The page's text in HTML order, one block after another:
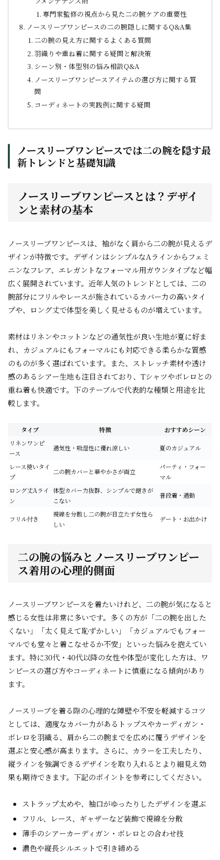
専門家監修の視点から見た二の腕ケアの重要性
ノースリーブワンピースの二の腕隠しに関するQ&A集
二の腕の見え方に関するよくある質問
羽織りや重ね着に関する疑問と解決策
シーン別・体型別の悩み相談Q&A
ノースリーブワンピースアイテムの選び方に関する質
問
コーディネートの実践例に関する疑問
ノースリーブワンピースでは二の腕を隠す最
新トレンドと基礎知識
ノースリーブワンピースとは？デザイ
ンと素材の基本
ノースリーブワンピースは、袖がなく肩から二の腕が見えるデ
ザインが特徴です。デザインはシンプルなAラインからフェミ
ニンなフレア、エレガントなフォーマル用ガウンタイプなど幅
広く展開されています。近年人気のトレンドとしては、二の
腕部分にフリルやレースが施されているカバー力の高いタイ
プや、ロング丈で体型を美しく見せるものが増えています。
素材はリネンやコットンなどの通気性が良い生地が夏に好ま
れ、カジュアルにもフォーマルにも対応できる柔らかな質感
のものが多く選ばれています。また、ストレッチ素材や透け
感のあるシアー生地も注目されており、Tシャツやボレロとの
重ね着も快適です。下のテーブルで代表的な種類と用途を比
較します。
タイプ 特徴
おすすめシーン
リネンワンピ
ース
通気性・吸湿性に優れ涼しい 夏のカジュアル
レース使いタイ
プ
二の腕カバーと華やかさが両立
パーティ・フォー
マル
ロング丈Aライ
ン
体型カバー力抜群、シンプルで飽きが
こない
普段着・通勤
フリル付き
視線を分散し二の腕が目立たず女性ら
しい
デート・お出かけ
二の腕の悩みとノースリーブワンピー
ス着用の心理的側面
ノースリーブワンピースを着たいけれど、二の腕が気になると
感じる女性は非常に多いです。多くの方が「二の腕を出した
くない」「太く見えて恥ずかしい」「カジュアルでもフォー
マルでも堂々と着こなせるか不安」といった悩みを抱えてい
ます。特に30代・40代以降の女性や体型が変化した方は、ワ
ンピースの選び方やコーディネートに慎重になる傾向があり
ます。
ノースリーブを着る際の心理的な障壁や不安を軽減するコツ
としては、適度なカバー力があるトップスやカーディガン・
ボレロを羽織る、肩から二の腕までを広めに覆うデザインを
選ぶと安心感が高まります。さらに、カラーを工夫したり、
縦ラインを強調できるデザインを取り入れるとより細見え効
果も期待できます。下記のポイントを参考にしてください。
ストラップ太めや、袖口がゆったりしたデザインを選ぶ
フリル、レース、ギャザーなど装飾で視線を分散
薄手のシアーカーディガン・ボレロとの合わせ技
濃色や縦長シルエットで引き締める